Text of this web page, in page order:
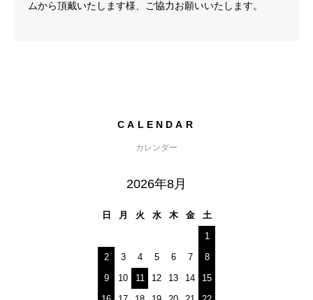
ムから頂戴いたします様、ご協力お願いいたします。
CALENDAR
カレンダー
2026年8月
日 月 火 水 木 金
土
1
2
3 4 5 6 7
8
9
10 11 12 13 14
15